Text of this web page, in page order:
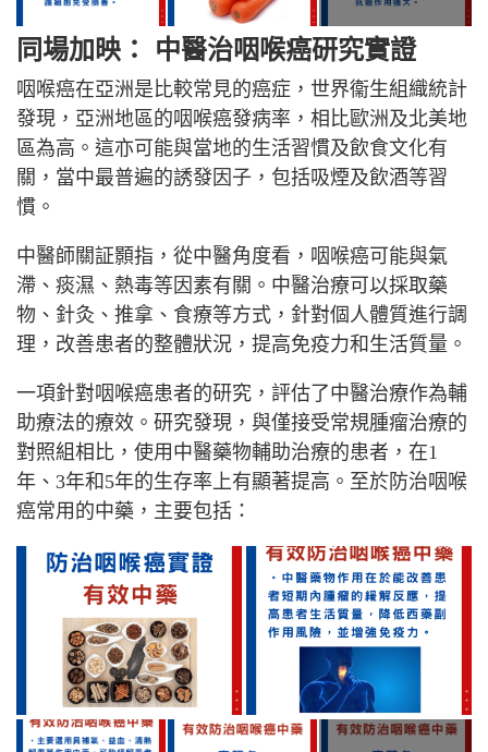
同場加映： 中醫治咽喉癌研究實證
咽喉癌在亞洲是比較常見的癌症，世界衞生組織統計
發現，亞洲地區的咽喉癌發病率，相比歐洲及北美地
區為高。這亦可能與當地的生活習慣及飲食文化有
關，當中最普遍的誘發因子，包括吸煙及飲酒等習
慣。
中醫師關証顥指，從中醫角度看，咽喉癌可能與氣
滯、痰濕、熱毒等因素有關。中醫治療可以採取藥
物、針灸、推拿、食療等方式，針對個人體質進行調
理，改善患者的整體狀況，提高免疫力和生活質量。
一項針對咽喉癌患者的研究，評估了中醫治療作為輔
助療法的療效。研究發現，與僅接受常規腫瘤治療的
對照組相比，使用中醫藥物輔助治療的患者，在1
年、 3年和 5年的生存率上有顯著提高。至於防治咽喉
癌常用的中藥，主要包括：